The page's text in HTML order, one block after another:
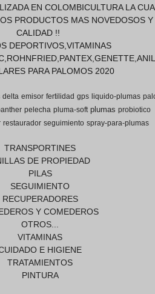
EN COLOMBICULTURA LA
PRODUCTOS MAS NOVEDOSOS Y
CALIDAD !!
DEPORTIVOS,VITAMINAS
PARA PALOMOS 2020
delta emisor fertilidad gps liquido-plumas
pelecha pluma-soft plumas probiotico
restaurador seguimiento spray-para-plumas
TRANSPORTINES
DE PROPIEDAD
PILAS
SEGUIMIENTO
RECUPERADORES
Y COMEDEROS
OTROS...
VITAMINAS
E HIGIENE
TRATAMIENTOS
PINTURA